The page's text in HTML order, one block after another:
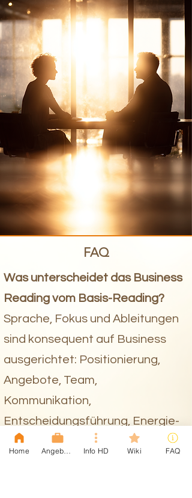
FAQ
Was unterscheidet das Business
Reading vom Basis-Reading?
Sprache, Fokus und Ableitungen
sind konsequent auf Business
ausgerichtet: Positionierung,
Angebote, Team,
Kommunikation,
Entscheidungsführung, Energie-
Management.
Home Info HD Wiki FAQ